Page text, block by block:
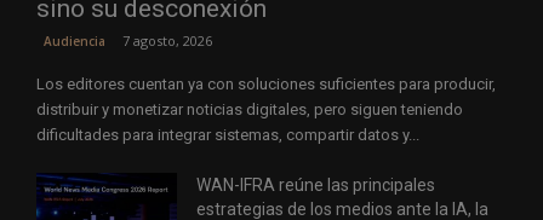
sino su desconexión
Audiencia 7 agosto, 2026
Los editores cuentan ya con soluciones suficientes para producir,
distribuir y monetizar noticias digitales, pero siguen teniendo
dificultades para integrar sistemas, compartir datos y...
WAN-IFRA reúne las principales
estrategias de los medios ante la IA, la